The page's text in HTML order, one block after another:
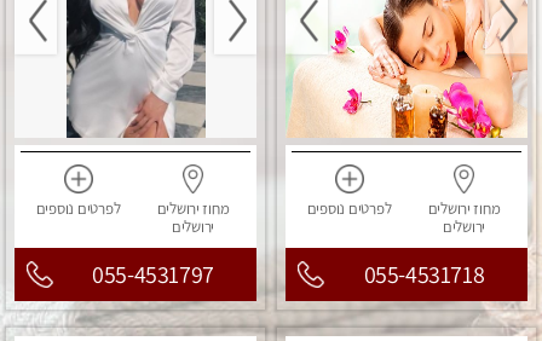
מחוז ירושלים
ירושלים
לפרטים נוספים
055-4531718
מחוז ירושלים
ירושלים
לפרטים נוספים
055-4531797